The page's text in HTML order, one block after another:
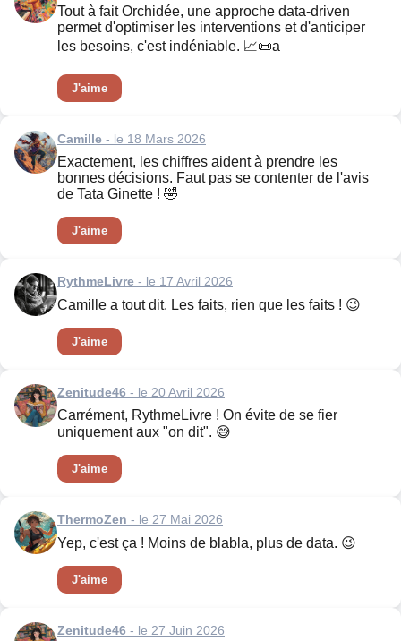
Tout à fait Orchidée, une approche data-driven
permet d'optimiser les interventions et d'anticiper
les besoins, c'est indéniable. 📈📜a
J'aime
Camille - le 18 Mars 2026
Exactement, les chiffres aident à prendre les
bonnes décisions. Faut pas se contenter de l'avis
de Tata Ginette ! 🤣
J'aime
RythmeLivre - le 17 Avril 2026
Camille a tout dit. Les faits, rien que les faits ! 😉
J'aime
Zenitude46 - le 20 Avril 2026
Carrément, RythmeLivre ! On évite de se fier
uniquement aux "on dit". 😅
J'aime
ThermoZen - le 27 Mai 2026
Yep, c'est ça ! Moins de blabla, plus de data. 😉
J'aime
Zenitude46 - le 27 Juin 2026